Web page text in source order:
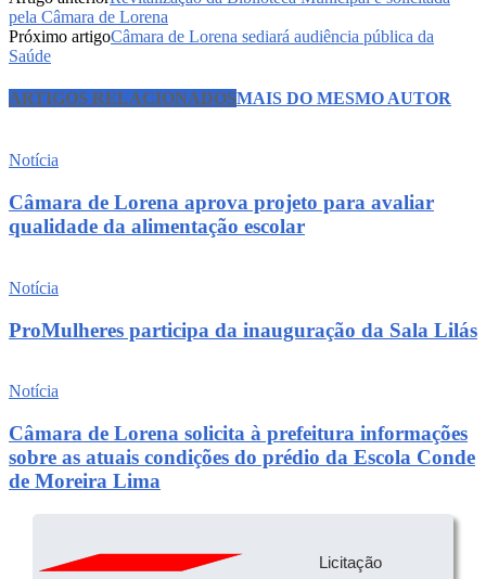
pela Câmara de Lorena
Próximo artigoCâmara de Lorena sediará audiência pública da
Saúde
ARTIGOS RELACIONADOSMAIS DO MESMO AUTOR
Notícia
Câmara de Lorena aprova projeto para avaliar
qualidade da alimentação escolar
Notícia
ProMulheres participa da inauguração da Sala Lilás
Notícia
Câmara de Lorena solicita à prefeitura informações
sobre as atuais condições do prédio da Escola Conde
de Moreira Lima
Licitação